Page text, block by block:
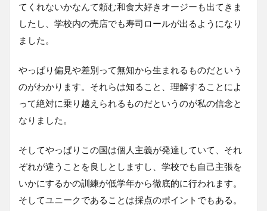
てくれないかなんて頼む和食大好きオージーも出てきま
したし、学校内の売店でも寿司ロールが出るようになり
ました。
やっぱり偏見や差別って無知から生まれるものだという
のがわかります。それらは知ること、理解することによ
って絶対に乗り越えられるものだというのが私の信念と
なりました。
そしてやっぱりこの国は個人主義が発達していて、それ
ぞれが違うことを良しとしますし、学校でも自己主張を
いかにするかの訓練が低学年から徹底的に行われます。
そしてユニークであることは採点のポイントでもある。